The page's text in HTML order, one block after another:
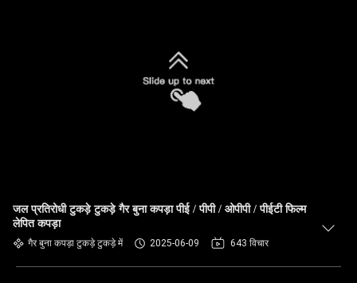
जल प्रतिरोधी टुकड़े टुकड़े गैर बुना कपड़ा पीई / पीपी / ओपीपी / पीईटी फिल्म
लेपित कपड़ा
गैर बुना कपड़ा टुकड़े टुकड़े में 2025-06-09 643 विचार